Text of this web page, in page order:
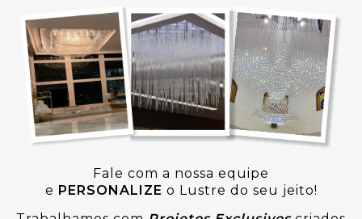
Fale com a nossa equipe
e PERSONALIZE o Lustre do seu jeito!